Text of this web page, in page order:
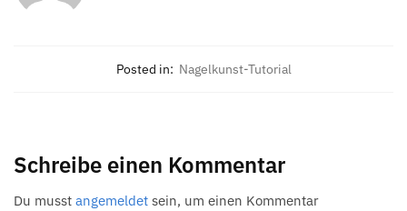
Posted in: Nagelkunst-Tutorial
Schreibe einen Kommentar
Du musst angemeldet sein, um einen Kommentar